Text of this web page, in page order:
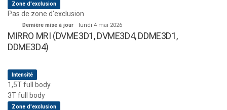
Zone d'exclusion
Pas de zone d'exclusion
Dernière mise à jour lundi 4 mai 2026
MIRRO MRI (DVME3D1, DVME3D4, DDME3D1,
DDME3D4)
Intensité
1,5T full body
3T full body
Zone d'exclusion